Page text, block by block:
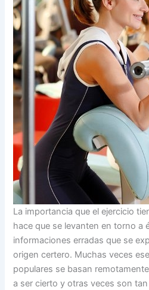
La importancia que el ejercicio
hace que se levanten en torno a
informaciones erradas que se
origen certero. Muchas veces
populares se basan
a ser cierto y otras veces son